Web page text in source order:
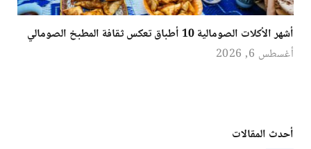
أشهر الأكلات الصومالية 10 أطباق تعكس ثقافة المطبخ الصومالي
أغسطس 6, 2026
أحدث المقالات